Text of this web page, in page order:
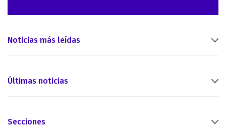
Noticias más leídas
Últimas noticias
Secciones